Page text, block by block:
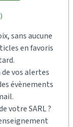
sans aucune
en favoris
vos alertes
évènements
votre SARL ?